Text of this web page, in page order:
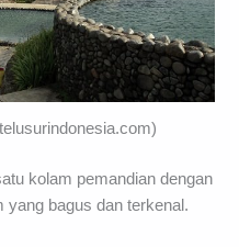
kolam pemandian dengan
yang bagus dan terkenal.